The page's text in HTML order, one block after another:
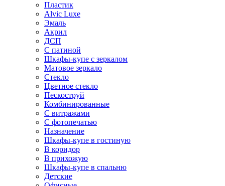
Пластик
Alvic Luxe
Эмаль
Акрил
ДСП
С патиной
Шкафы-купе с зеркалом
Матовое зеркало
Стекло
Цветное стекло
Пескоструй
Комбинированные
С витражами
С фотопечатью
Назначение
Шкафы-купе в гостиную
В коридор
В прихожую
Шкафы-купе в спальню
Детские